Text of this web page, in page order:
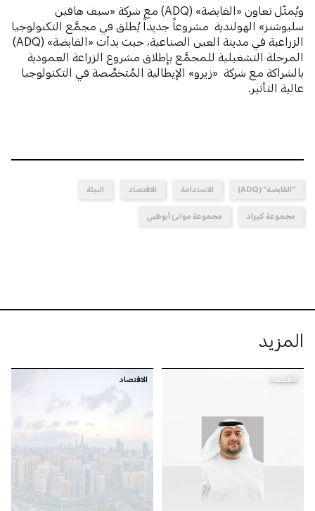
ويُمثّل تعاون «القابضة» (ADQ) مع شركة «سيف هافين
سليوشنز» الهولندية مشروعاً جديداً يُطلق في مجمَّع التكنولوجيا
الزراعية في مدينة العين الصناعية، حيث بدأت «القابضة» (ADQ)
المرحلة التشغيلية للمجمَّع بإطلاق مشروع الزراعة العمودية
بالشراكة مع شركة «زيرو» الإيطالية المُتخصِّصة في التكنولوجيا
عالية التأثير.
"القابضة" (ADQ) الاستدامة الاقتصاد البيئة
مجموعة كيزاد مجموعة موانئ أبوظبي
المزيد
الاقتصاد الاقتصاد